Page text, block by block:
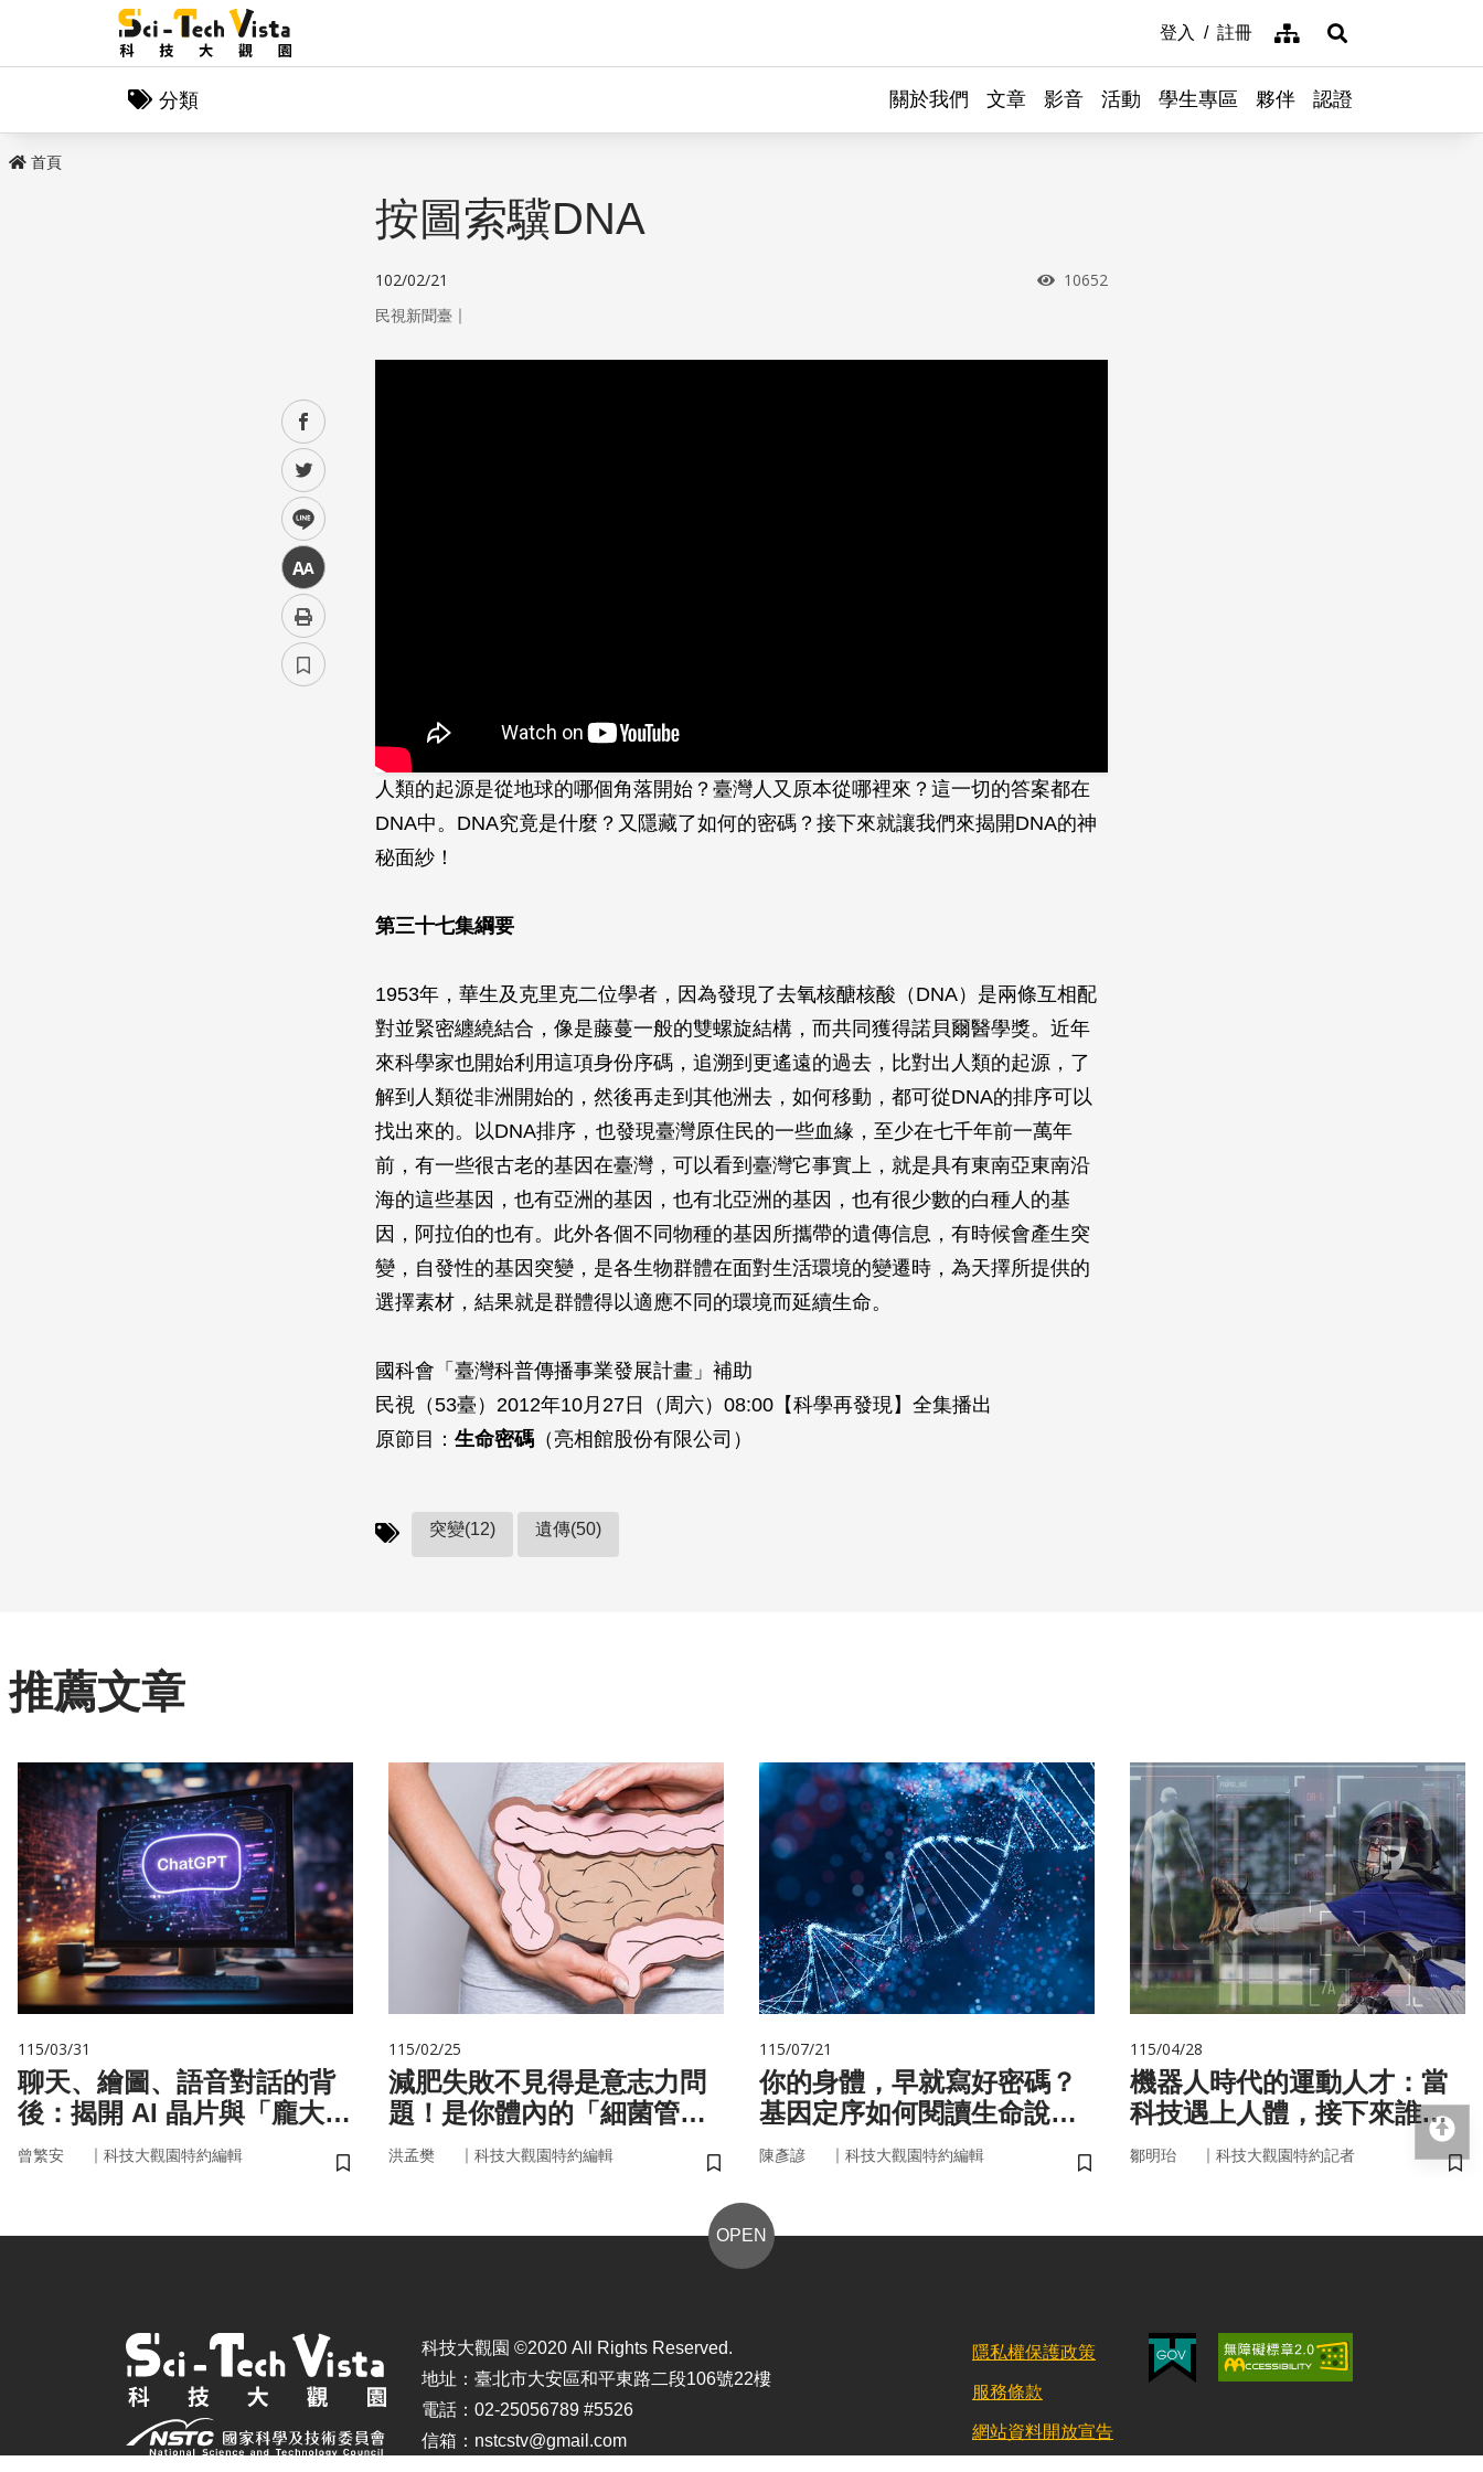
登入 註冊 網站導覽展開搜尋
分類 關於我們 文章 影音 活動 學生專區 夥伴 認證
首頁
facebook
twitter
line
中
按圖索驥DNA
102/02/21 瀏覽次數
10652
民視新聞臺 ｜
人類的起源是從地球的哪個角落開始？臺灣人又原本從哪裡來？這一切的答案都在
DNA中。DNA究竟是什麼？又隱藏了如何的密碼？接下來就讓我們來揭開DNA的神
秘面紗！
第三十七集綱要
1953年，華生及克里克二位學者，因為發現了去氧核醣核酸（DNA）是兩條互相配
對並緊密纏繞結合，像是藤蔓一般的雙螺旋結構，而共同獲得諾貝爾醫學獎。近年
來科學家也開始利用這項身份序碼，追溯到更遙遠的過去，比對出人類的起源，了
解到人類從非洲開始的，然後再走到其他洲去，如何移動，都可從DNA的排序可以
找出來的。以DNA排序，也發現臺灣原住民的一些血緣，至少在七千年前一萬年
前，有一些很古老的基因在臺灣，可以看到臺灣它事實上，就是具有東南亞東南沿
海的這些基因，也有亞洲的基因，也有北亞洲的基因，也有很少數的白種人的基
因，阿拉伯的也有。此外各個不同物種的基因所攜帶的遺傳信息，有時候會產生突
變，自發性的基因突變，是各生物群體在面對生活環境的變遷時，為天擇所提供的
選擇素材，結果就是群體得以適應不同的環境而延續生命。
國科會「臺灣科普傳播事業發展計畫」補助
民視（53臺）2012年10月27日（周六）08:00【科學再發現】全集播出
原節目： 生命密碼 （亮相館股份有限公司）
突變(12) 遺傳(50)
推薦文章
115/03/31
聊天、繪圖、語音對話的背
後：揭開 AI 晶片與「龐大算
力」的真面目
曾繁安 ｜ 科技大觀園特約編輯
儲存書籤
115/02/25
減肥失敗不見得是意志力問
題！是你體內的「細菌管
家」在幫你囤油
洪孟樊 ｜ 科技大觀園特約編輯
儲存書籤
115/07/21
你的身體，早就寫好密碼？
基因定序如何閱讀生命說明
書
陳彥諺 ｜ 科技大觀園特約編輯
儲存書籤
115/04/28
機器人時代的運動人才：當
科技遇上人體，接下來誰來
接手？
鄒明珆 ｜ 科技大觀園特約記者
儲
OPEN
科技大觀園 ©2020 All Rights Reserved.
地址：臺北市大安區和平東路二段106號22樓
電話：02-25056789 #5526
信箱：nstcstv@gmail.com
隱私權保護政策
服務條款
網站資料開放宣告
回